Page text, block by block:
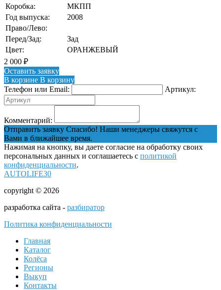
Коробка:
МКПП
Год выпуска:
2008
Право/Лево:
Перед/Зад:
Зад
Цвет:
ОРАНЖЕВЫЙ
2 000 ₽
Оставить заявку
В корзине В корзину
Телефон или Email:
Артикул:
Комментарий:
Отправить заявку Спасибо! Наши менеджеры свяжутся с
Вами в ближайшее время.
Нажимая на кнопку, вы даете согласие на обработку своих
персональных данных и соглашаетесь с политикой
конфиденциальности.
AUTOLIFE30
copyright © 2026
разработка сайта - разбиратор
Политика конфиденциальности
Главная
Каталог
Колёса
Регионы
Выкуп
Контакты